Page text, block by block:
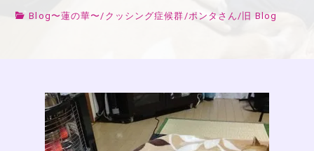
Blog〜蓮の華〜 / クッシング症候群 /ポンタさん / 旧 Blog